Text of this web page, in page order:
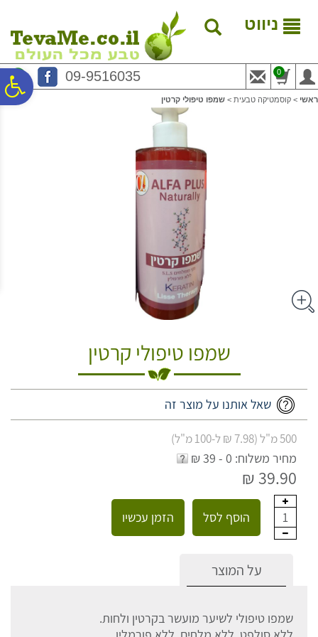
נגישות
המרכזי
ניווט
09-9516035 0
ראשי > קוסמטיקה טבעית > שמפו טיפולי קרטין
שמפו טיפולי קרטין
שאל אותנו על מוצר זה
500 מ"ל (7.98 ₪ ל-100 מ"ל)
מחיר משלוח: 0 - 39 ₪
39.90 ₪
1 הוסף לסל הזמן עכשיו
על המוצר
שמפו טיפולי לשיער מועשר בקרטין ולחות.